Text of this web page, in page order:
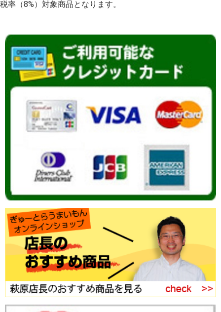
税率（8%）対象商品となります。